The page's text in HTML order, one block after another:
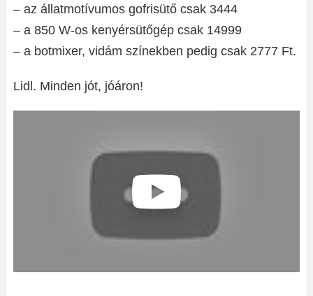
– az állatmotívumos gofrisütő csak 3444
– a 850 W-os kenyérsütőgép csak 14999
– a botmixer, vidám színekben pedig csak 2777 Ft.
Lidl. Minden jót, jóáron!